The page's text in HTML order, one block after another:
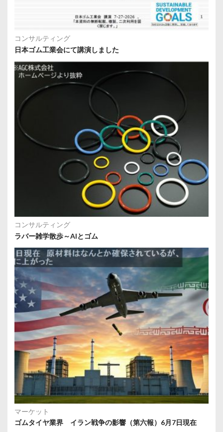
コンサルティング
日本ゴム工業会にて講演しました
コンサルティング
ラバー雑学散歩～AIとゴム
マーケット
ゴムタイヤ業界 イラン戦争の影響（第六報）6月7日現在